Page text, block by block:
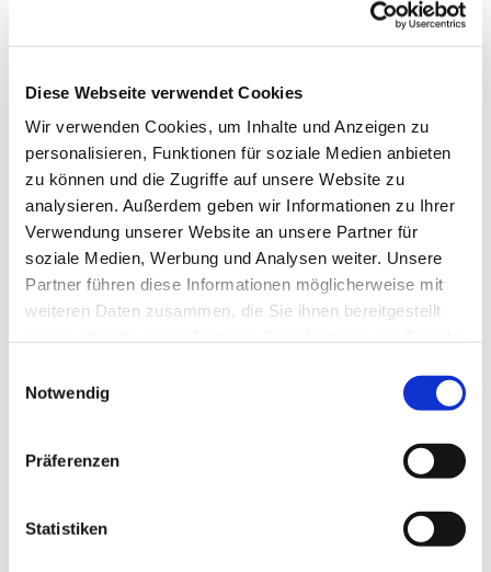
Diese Webseite verwendet Cookies
Wir verwenden Cookies, um Inhalte und Anzeigen zu
personalisieren, Funktionen für soziale Medien anbieten
zu können und die Zugriffe auf unsere Website zu
analysieren. Außerdem geben wir Informationen zu Ihrer
Verwendung unserer Website an unsere Partner für
soziale Medien, Werbung und Analysen weiter. Unsere
Partner führen diese Informationen möglicherweise mit
weiteren Daten zusammen, die Sie ihnen bereitgestellt
Notwendig
Präferenzen
Statistiken
Alten Testaments: hiermit vergewissert sich der
Rufenden dem Schutz und Vertrauen Gottes bei
Norweger Fartein Valen diesem Psalm und zeigt,
wie sehr er noch unter dem Einfluss der deutschen
Spätromantik steht. Inspiriert vom Text dieses
jahrtausendealten Wallfahrtsliedes entstehen
Valens weitschweifige chromatische,
variationsreiche Phrasen und lebhafte, spielerische
Melodien.
Darin nimmt er hörbar Bezug zu den Werken
Brahms, Bruckners, Regers und seines Lehrer Max
norwegischer Volksweisen inspiriert, sind die vier
Überschwang und Transzendenz verbinden sich in
dieser Musik. Auch wenn seine Frau bezeugt, dass
Religiosität keine Rolle gespielt hat, möchte man
doch eine gewisse Todesbereitschaft des damals